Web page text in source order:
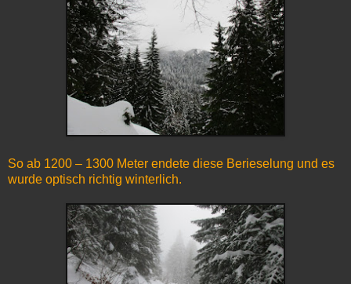
So ab 1200 – 1300 Meter endete diese Berieselung und es
wurde optisch richtig winterlich.